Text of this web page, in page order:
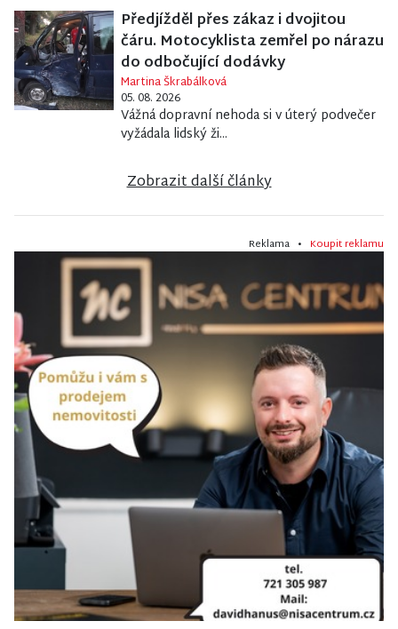
Předjížděl přes zákaz i dvojitou
čáru. Motocyklista zemřel po nárazu
do odbočující dodávky
Martina Škrabálková
05. 08. 2026
Vážná dopravní nehoda si v úterý podvečer
vyžádala lidský ži...
Zobrazit další články
Reklama • Koupit reklamu